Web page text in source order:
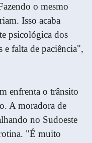
o mesmo
Isso acaba
psicológica dos
e falta de paciência",
enfrenta o trânsito
A moradora de
no Sudoeste
"É muito